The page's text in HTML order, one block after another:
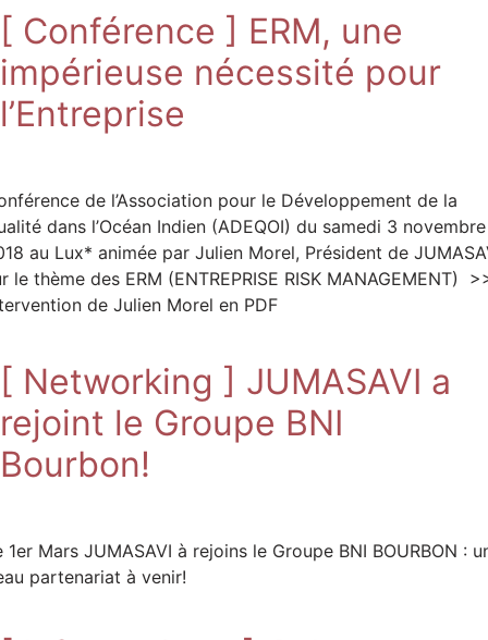
[ Conférence ] ERM, une
impérieuse nécessité pour
l’Entreprise
de l’Association pour le Développement de la
dans l’Océan Indien (ADEQOI) du samedi 3 novembre
au Lux* animée par Julien Morel, Président de
le thème des ERM (ENTREPRISE RISK MANAGEMENT)
de Julien Morel en PDF
[ Networking ] JUMASAVI a
rejoint le Groupe BNI
Bourbon!
1er Mars JUMASAVI à rejoins le Groupe BNI BOURBON :
partenariat à venir!